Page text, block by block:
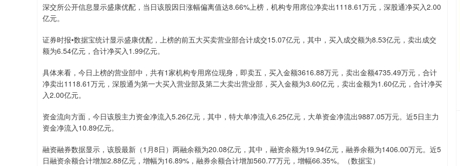
深交所公开信息显示盛康优配，当日该股因日涨幅偏离值达8.66%上榜，机构专用席位净卖出1118.61万元，深股通净买入2.00
亿元。
证券时报•数据宝统计显示盛康优配，上榜的前五大买卖营业部合计成交15.07亿元，其中，买入成交额为8.53亿元，卖出成交
额为6.54亿元，合计净买入1.99亿元。
具体来看，今日上榜的营业部中，共有1家机构专用席位现身，即卖五，买入金额3616.88万元，卖出金额4735.49万元，合计
净卖出1118.61万元，深股通为第一大买入营业部及第二大卖出营业部，买入金额为3.60亿元，卖出金额为1.60亿元，合计净买
入2.00亿元。
资金流向方面，今日该股主力资金净流入5.26亿元，其中，特大单净流入6.25亿元，大单资金净流出9887.05万元。近5日主力
资金净流入10.89亿元。
融资融券数据显示，该股最新（1月8日）两融余额为20.08亿元，其中，融资余额为19.94亿元，融券余额为1406.00万元。近5
日融资余额合计增加2.88亿元，增幅为16.89%，融券余额合计增加560.77万元，增幅66.35%。（数据宝）
深证成指